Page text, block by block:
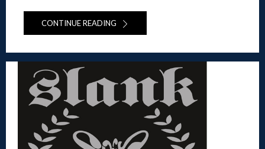
CONTINUE READING